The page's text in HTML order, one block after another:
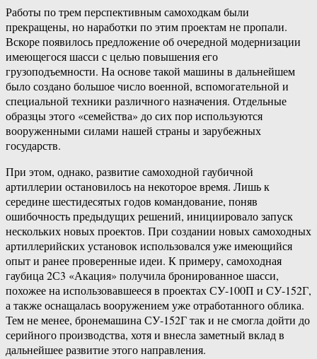
Работы по трем перспективным самоходкам были
прекращены, но наработки по этим проектам не пропали.
Вскоре появилось предложение об очередной модернизации
имеющегося шасси с целью повышения его
грузоподъемности. На основе такой машины в дальнейшем
было создано большое число военной, вспомогательной и
специальной техники различного назначения. Отдельные
образцы этого «семейства» до сих пор используются
вооруженными силами нашей страны и зарубежных
государств.
При этом, однако, развитие самоходной гаубичной
артиллерии остановилось на некоторое время. Лишь к
середине шестидесятых годов командование, поняв
ошибочность предыдущих решений, инициировало запуск
нескольких новых проектов. При создании новых самоходных
артиллерийских установок использовался уже имеющийся
опыт и ранее проверенные идеи. К примеру, самоходная
гаубица 2С3 «Акация» получила бронированное шасси,
похожее на использовавшееся в проектах СУ-100П и СУ-152Г,
а также оснащалась вооружением уже отработанного облика.
Тем не менее, бронемашина СУ-152Г так и не смогла дойти до
серийного производства, хотя и внесла заметный вклад в
дальнейшее развитие этого направления.